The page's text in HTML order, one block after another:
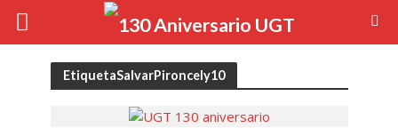
EtiquetaSalvarPironcely10